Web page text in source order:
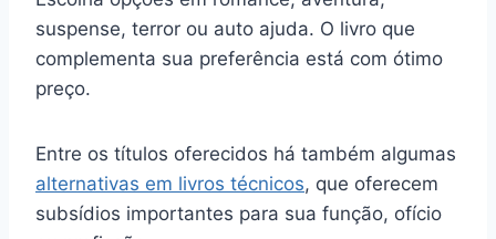
suspense, terror ou auto ajuda. O livro que
complementa sua preferência está com ótimo
preço.
Entre os títulos oferecidos há também algumas
alternativas em livros técnicos, que oferecem
subsídios importantes para sua função, ofício